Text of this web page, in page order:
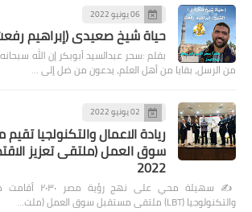
06 يونيو 2022
حياة شيخ صعيدى (إبراهيم
بقلم :سحر عبدالسيد أبوبكر إن الله
من الرسل، بقايا من أهل العلم، يدعون من ضل إلى …
02 يونيو 2022
ريادة الاعمال والتكنولجيا
سوق العمل (ملتقى تعزيز
2022
✍️ سهيلة محي
والتكنولوجيا (LBT) ملتقى مستقبل سوق العمل (ملت…